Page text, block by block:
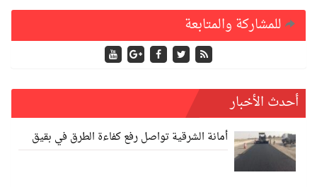
للمشاركة والمتابعة
أحدث الأخبار
أمانة الشرقية تواصل رفع كفاءة الطرق في بقيق